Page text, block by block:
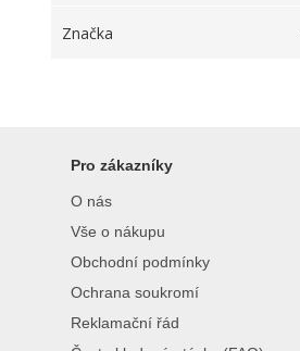
Značka
Pro zákazníky
O nás
Vše o nákupu
Obchodní podmínky
Ochrana soukromí
Reklamační řád